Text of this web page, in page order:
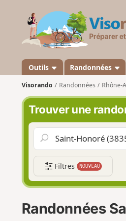
Outils Randonnées
Visorando Randonnées Rhône-
Trouver une
Filtres NOUVEAU
Randonnées